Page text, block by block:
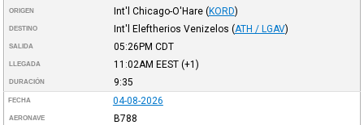
ORIGEN Int'l Chicago-O'Hare (KORD)
DESTINO Int'l Eleftherios Venizelos (ATH / LGAV)
SALIDA 05:26PM CDT
LLEGADA 11:02AM EEST(+1)
DURACIÓN 9:35
FECHA 04-08-2026
AERONAVE B788